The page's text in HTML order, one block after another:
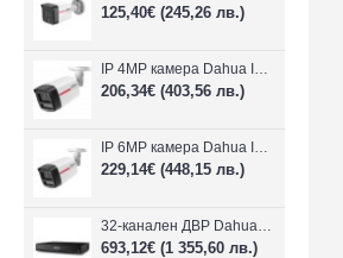
125,40€ (245,26 лв.)
IP 4MP камера Dahua IPC-HFW2449TL-S-LED-0280B-PRO, 2.8mm, IR 50m
206,34€ (403,56 лв.)
IP 6MP камера Dahua IPC-HFW2649TL-S-LED-0280B-PRO, 2.8mm, IR 50m
229,14€ (448,15 лв.)
32-канален ДВР Dahua XVR5232AN-I3/Т
693,12€ (1 355,60 лв.)